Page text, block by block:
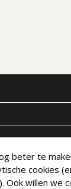
Abonneer
beter te
cookies
Ook willen we